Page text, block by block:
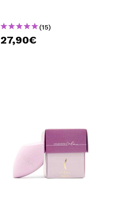
(15)
27,90€